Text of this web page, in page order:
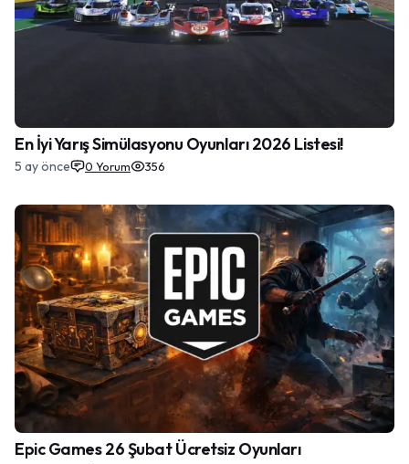
En İyi Yarış Simülasyonu Oyunları 2026 Listesi!
5 ay önce 0 Yorum 356
Epic Games 26 Şubat Ücretsiz Oyunları